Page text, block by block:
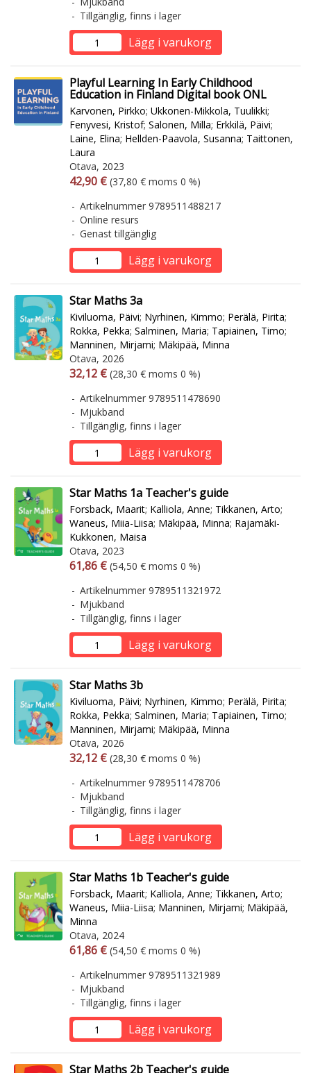
Tillgänglig, finns i lager
Lägg i varukorg
Playful Learning In Early Childhood
Education in Finland Digital book ONL
Karvonen, Pirkko; Ukkonen-Mikkola, Tuulikki;
Fenyvesi, Kristof; Salonen, Milla; Erkkilä, Päivi;
Laine, Elina; Hellden-Paavola, Susanna; Taittonen,
Laura
Otava, 2023
Arvonlisäverollinen hinta
42,90 € Arvonlisäveroton hinta
(37,80 € moms 0 %)
Artikelnummer 9789511488217
Online resurs
Genast tillgänglig
Lägg i varukorg
Star Maths 3a
Kiviluoma, Päivi; Nyrhinen, Kimmo; Perälä, Pirita;
Rokka, Pekka; Salminen, Maria; Tapiainen, Timo;
Manninen, Mirjami; Mäkipää, Minna
Otava, 2026
Arvonlisäverollinen hinta
32,12 € Arvonlisäveroton hinta
(28,30 € moms 0 %)
Artikelnummer 9789511478690
Mjukband
Tillgänglig, finns i lager
Lägg i varukorg
Star Maths 1a Teacher's guide
Forsback, Maarit; Kalliola, Anne; Tikkanen, Arto;
Waneus, Miia-Liisa; Mäkipää, Minna; Rajamäki-
Kukkonen, Maisa
Otava, 2023
Arvonlisäverollinen hinta
61,86 € Arvonlisäveroton hinta
(54,50 € moms 0 %)
Artikelnummer 9789511321972
Mjukband
Tillgänglig, finns i lager
Lägg i varukorg
Star Maths 3b
Kiviluoma, Päivi; Nyrhinen, Kimmo; Perälä, Pirita;
Rokka, Pekka; Salminen, Maria; Tapiainen, Timo;
Manninen, Mirjami; Mäkipää, Minna
Otava, 2026
Arvonlisäverollinen hinta
32,12 € Arvonlisäveroton hinta
(28,30 € moms 0 %)
Artikelnummer 9789511478706
Mjukband
Tillgänglig, finns i lager
Lägg i varukorg
Star Maths 1b Teacher's guide
Forsback, Maarit; Kalliola, Anne; Tikkanen, Arto;
Waneus, Miia-Liisa; Manninen, Mirjami; Mäkipää,
Minna
Otava, 2024
Arvonlisäverollinen hinta
61,86 € Arvonlisäveroton hinta
(54,50 € moms 0 %)
Artikelnummer 9789511321989
Mjukband
Tillgänglig, finns i lager
Lägg i varukorg
Star Maths 2b Teacher's guide